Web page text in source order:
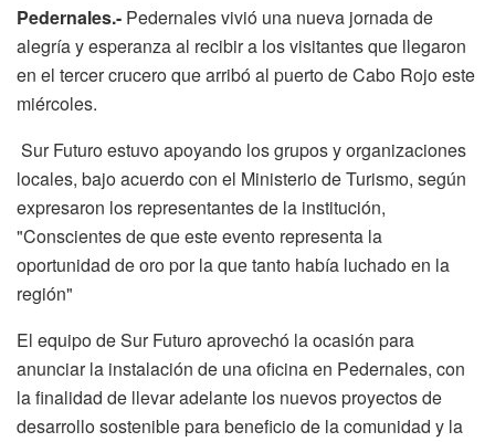
Pedernales.- Pedernales vivió una nueva jornada de
alegría y esperanza al recibir a los visitantes que llegaron
en el tercer crucero que arribó al puerto de Cabo Rojo este
miércoles.
Sur Futuro estuvo apoyando los grupos y organizaciones
locales, bajo acuerdo con el Ministerio de Turismo, según
expresaron los representantes de la institución,
"Conscientes de que este evento representa la
oportunidad de oro por la que tanto había luchado en la
región"
El equipo de Sur Futuro aprovechó la ocasión para
anunciar la instalación de una oficina en Pedernales, con
la finalidad de llevar adelante los nuevos proyectos de
desarrollo sostenible para beneficio de la comunidad y la